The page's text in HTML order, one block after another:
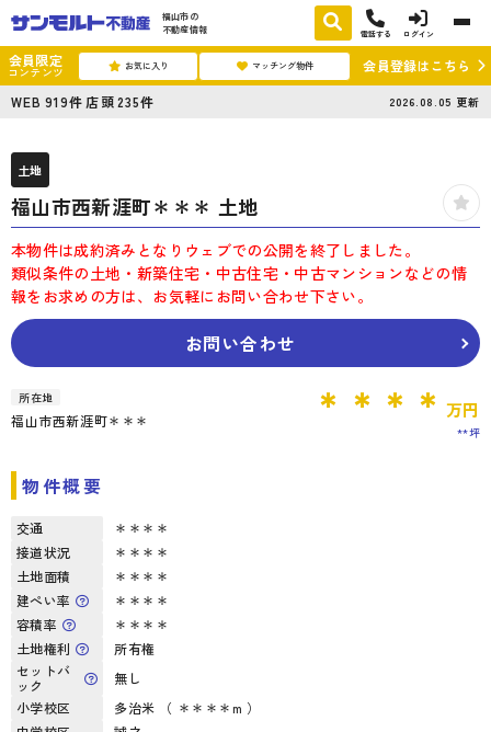
福山市の
不動産情報
電話する ログイン
会員限定
コンテンツ お気に入り マッチング物件
会員登録はこちら
WEB 919件 店頭235件 2026.08.05 更新
土地
福山市西新涯町＊＊＊ 土地
本物件は成約済みとなりウェブでの公開を終了しました。
類似条件の土地・新築住宅・中古住宅・中古マンションなどの情
報をお求めの方は、お気軽にお問い合わせ下さい。
お問い合わせ
所在地
福山市西新涯町＊＊＊ ＊＊＊＊ 万円
**坪
物件概要
交通
＊＊＊＊
接道状況
＊＊＊＊
土地面積
＊＊＊＊
建ぺい率
＊＊＊＊
容積率
＊＊＊＊
土地権利
所有権
セットバ
ック
無し
小学校区
多治米 （ ＊＊＊＊m ）